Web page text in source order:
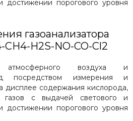
достижении порогового уровня
газоанализатора
H2S-NO-CO-Cl2
воздуха и
посредством измерения и
дисплее содержания кислорода,
газов с выдачей светового и
достижении порогового уровня